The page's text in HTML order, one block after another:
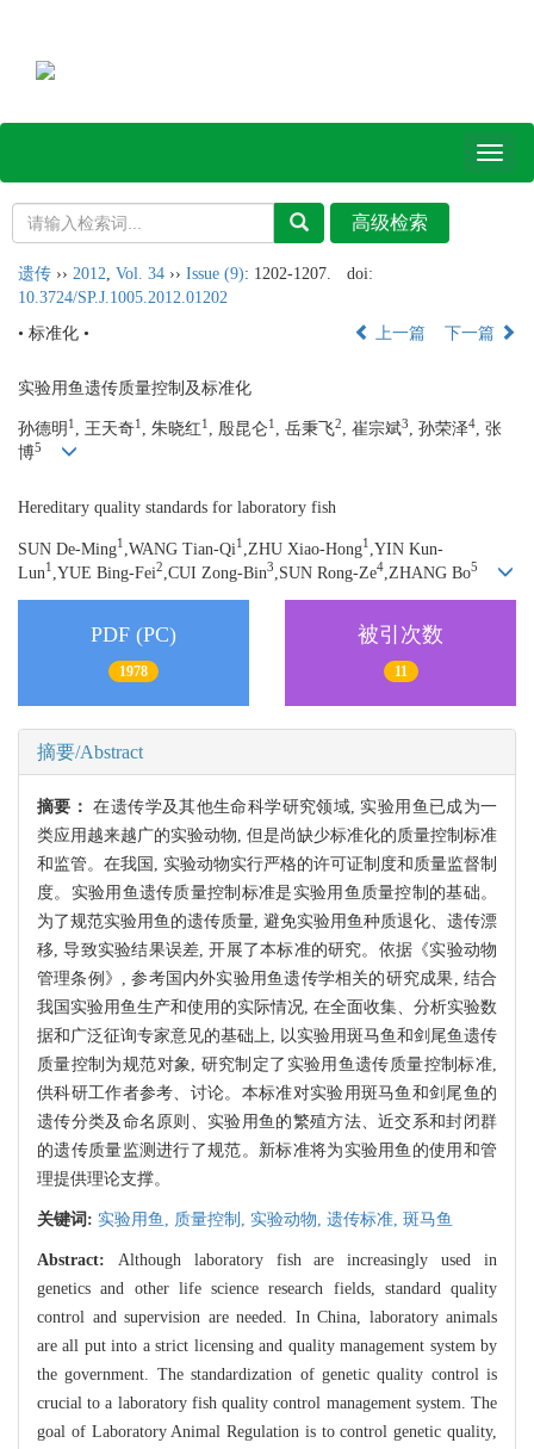
Toggle
遗传 ›› 2012, Vol. 34 ›› Issue (9): 1202-1207.
doi:
10.3724/SP.J.1005.2012.01202
• 标准化 •
上一篇 下一篇
实验用鱼遗传质量控制及标准化
孙德明 1 , 王天奇1 , 朱晓红1 , 殷昆仑1 , 岳秉飞2, 崔宗斌3, 孙荣泽4, 张
博5
Hereditary quality standards for laboratory fish
SUN De-Ming1 ,WANG Tian-Qi1 ,ZHU Xiao-Hong1 ,YIN Kun-
Lun1 ,YUE Bing-Fei2 ,CUI Zong-Bin3 ,SUN Rong-Ze4 ,ZHANG Bo5
PDF (PC)
1978
被引次数
11
摘要/Abstract
摘要：在遗传学及其他生命科学研究领域, 实验用鱼已成为一
类应用越来越广的实验动物, 但是尚缺少标准化的质量控制标准
和监管。在我国, 实验动物实行严格的许可证制度和质量监督制
度。实验用鱼遗传质量控制标准是实验用鱼质量控制的基础。
为了规范实验用鱼的遗传质量, 避免实验用鱼种质退化、遗传漂
移, 导致实验结果误差, 开展了本标准的研究。依据《实验动物
管理条例》, 参考国内外实验用鱼遗传学相关的研究成果, 结合
我国实验用鱼生产和使用的实际情况, 在全面收集、分析实验数
据和广泛征询专家意见的基础上, 以实验用斑马鱼和剑尾鱼遗传
质量控制为规范对象, 研究制定了实验用鱼遗传质量控制标准,
供科研工作者参考、讨论。本标准对实验用斑马鱼和剑尾鱼的
遗传分类及命名原则、实验用鱼的繁殖方法、近交系和封闭群
的遗传质量监测进行了规范。新标准将为实验用鱼的使用和管
理提供理论支撑。
关键词: 实验用鱼, 质量控制, 实验动物, 遗传标准, 斑马鱼
Abstract: Although laboratory fish are increasingly used in
genetics and other life science research fields, standard quality
control and supervision are needed. In China, laboratory animals
are all put into a strict licensing and quality management system by
the government. The standardization of genetic quality control is
crucial to a laboratory fish quality control management system. The
goal of Laboratory Animal Regulation is to control genetic quality,